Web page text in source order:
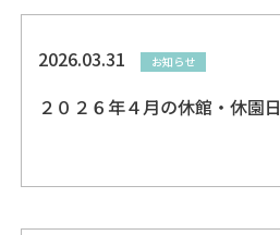
2026.03.31 お知らせ
２０２６年４月の休館・休園日